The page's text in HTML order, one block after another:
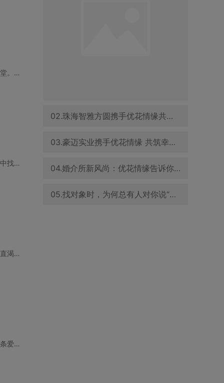
在东莞这座充满活力与机遇的城市，许多单身男士正努力寻找合适的伴侣，希望步入婚姻的殿堂。然而
在佛山这座既古典又现代的城市，单身女性们常常面临一个共同的困扰：如何在快节奏的生活中找个男
小明，一个在珠海工作的年轻程序员，生活节奏快，工作压力大。尽管事业小有成就，但他一直渴望能
在深圳这个快节奏的城市，处对象有时像是一场冒险，仿佛要在加班地狱和地铁海洋中杀出一条爱情的
02.珠海智雅方圆携手优花情缘共促青年婚恋交友事业发展
03.豪迈实业携手优花情缘 共筑幸福家庭与企业文化新篇章
04.婚介所新风尚：优花情缘告诉你，怎样的穿着能吸引异性目光
05.找对象时，为何总有人对你说“我和你很像”？优花情缘为你解答